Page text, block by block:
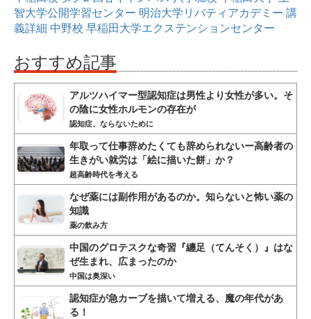
智大学公開学習センター 明治大学リバティアカデミー 講
義詳細 中野校 早稲田大学エクステンションセンター
おすすめ記事
アルツハイマー型認知症は男性より女性が多い。そ
の陰に女性ホルモンの存在が
認知症、ならないために
年取って仕事辞めたくても辞められないー高齢者の
生きがい就労は「絵に描いた餅」か？
超高齢時代を考える
なぜ薬には副作用があるのか。知らないと怖い薬の
知識
薬の飲み方
中国のグロテスクな奇習『纏足（てんそく）』はな
ぜ生まれ、広まったのか
中国は奥深い
認知症が急カーブを描いて増える、魔の年代があ
る！